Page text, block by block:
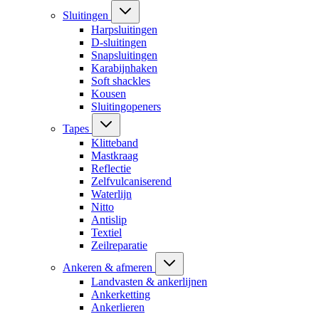
Sluitingen
Harpsluitingen
D-sluitingen
Snapsluitingen
Karabijnhaken
Soft shackles
Kousen
Sluitingopeners
Tapes
Klitteband
Mastkraag
Reflectie
Zelfvulcaniserend
Waterlijn
Nitto
Antislip
Textiel
Zeilreparatie
Ankeren & afmeren
Landvasten & ankerlijnen
Ankerketting
Ankerlieren